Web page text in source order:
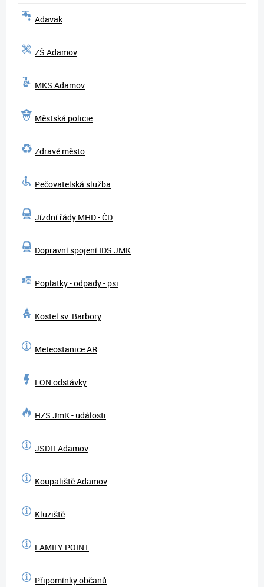
Adavak
ZŠ Adamov
MKS Adamov
Městská policie
Zdravé město
Pečovatelská služba
Jízdní řády MHD - ČD
Dopravní spojení IDS JMK
Poplatky - odpady - psi
Kostel sv. Barbory
Meteostanice AR
EON odstávky
HZS JmK - události
JSDH Adamov
Koupaliště Adamov
Kluziště
FAMILY POINT
Připomínky občanů